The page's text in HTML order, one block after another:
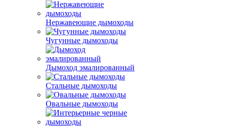
Нержавеющие дымоходы
Чугунные дымоходы
Дымоход эмалированный
Стальные дымоходы
Овальные дымоходы